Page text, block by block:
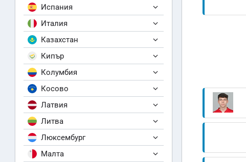
Испания
Италия
Казахстан
Кипър
Колумбия
Косово
Латвия
Литва
Люксембург
Малта